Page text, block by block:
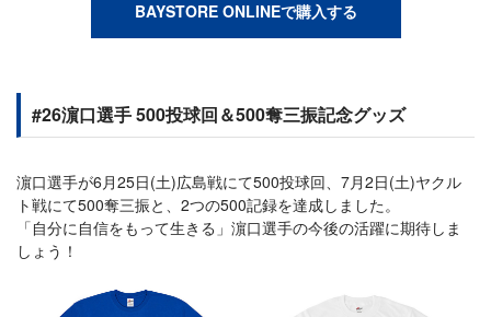
BAYSTORE ONLINEで購入する
#26濵口選手 500投球回＆500奪三振記念グッズ
濵口選手が6月25日(土)広島戦にて500投球回、7月2日(土)ヤクル
ト戦にて500奪三振と、2つの500記録を達成しました。
「自分に自信をもって生きる」濵口選手の今後の活躍に期待しま
しょう！